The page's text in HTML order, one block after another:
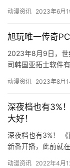
还…
动漫资讯 2023年6月
旭玩唯一传奇
2023年8月9日，
司韩国亚拓士软件
动漫资讯 2023年8月
深夜档也有3%
大好！
深夜档也有3%！
新番开播，此前就
动漫资讯 2022年4月